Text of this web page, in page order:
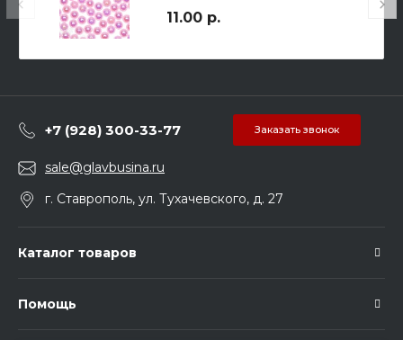
11.00 р.
+7 (928) 300-33-77 Заказать звонок
sale@glavbusina.ru
г. Ставрополь, ул. Тухачевского, д. 27
Каталог товаров
Помощь